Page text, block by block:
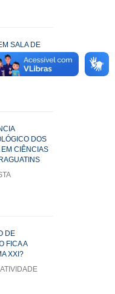
SALA DE
DOS
CIÊNCIAS
DE
FICA A
XXI?